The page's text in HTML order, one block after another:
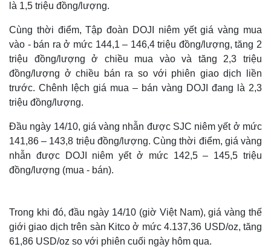
là 1,5 triệu đồng/lượng.
Cùng thời điểm, Tập đoàn DOJI niêm yết giá vàng mua
vào - bán ra ở mức 144,1 – 146,4 triệu đồng/lượng, tăng 2
triệu đồng/lượng ở chiều mua vào và tăng 2,3 triệu
đồng/lượng ở chiều bán ra so với phiên giao dịch liền
trước. Chênh lệch giá mua – bán vàng DOJI đang là 2,3
triệu đồng/lượng.
Đầu ngày 14/10, giá vàng nhẫn được SJC niêm yết ở mức
141,86 – 143,8 triệu đồng/lượng. Cùng thời điểm, giá vàng
nhẫn được DOJI niêm yết ở mức 142,5 – 145,5 triệu
đồng/lượng (mua - bán).
Trong khi đó, đầu ngày 14/10 (giờ Việt Nam), giá vàng thế
giới giao dịch trên sàn Kitco ở mức 4.137,36 USD/oz, tăng
61,86 USD/oz so với phiên cuối ngày hôm qua.